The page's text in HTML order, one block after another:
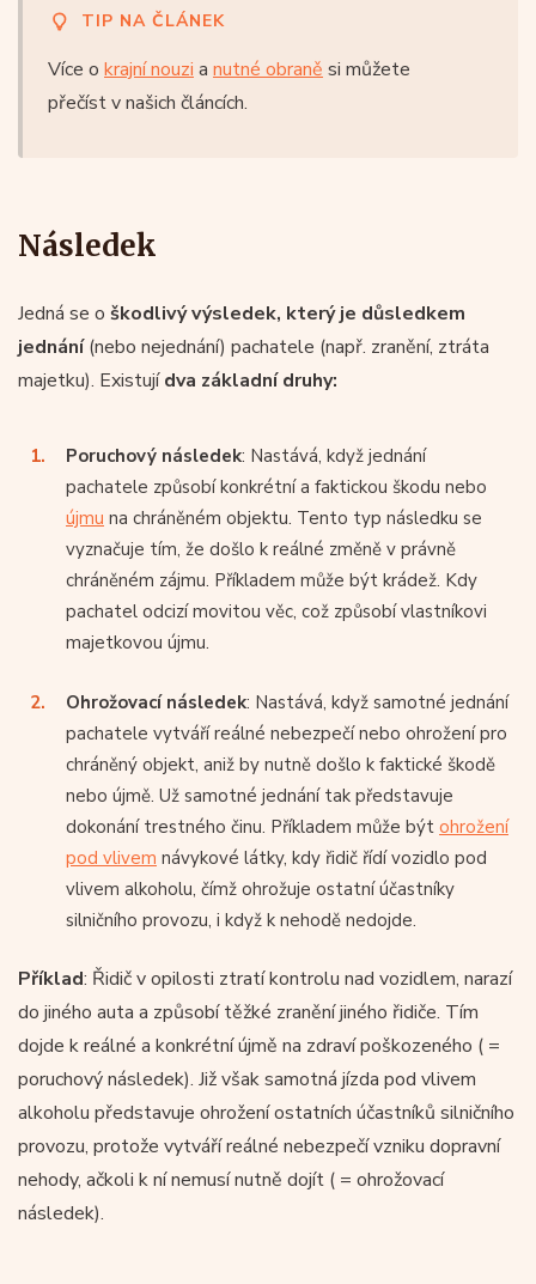
TIP NA ČLÁNEK
Více o krajní nouzi a nutné obraně si můžete
přečíst v našich článcích.
Následek
Jedná se o škodlivý výsledek, který je důsledkem
jednání(nebo nejednání) pachatele (např. zranění, ztráta
majetku). Existujídva základní druhy:
Poruchový následek: Nastává, když jednání
pachatele způsobí konkrétní a faktickou škodu nebo
újmu na chráněném objektu. Tento typ následku se
vyznačuje tím, že došlo k reálné změně v právně
chráněném zájmu. Příkladem může být krádež. Kdy
pachatel odcizí movitou věc, což způsobí vlastníkovi
majetkovou újmu.
Ohrožovací následek: Nastává, když samotné jednání
pachatele vytváří reálné nebezpečí nebo ohrožení pro
chráněný objekt, aniž by nutně došlo k faktické škodě
nebo újmě. Už samotné jednání tak představuje
dokonání trestného činu. Příkladem může být ohrožení
pod vlivem návykové látky, kdy řidič řídí vozidlo pod
vlivem alkoholu, čímž ohrožuje ostatní účastníky
silničního provozu, i když k nehodě nedojde.
Příklad: Řidič v opilosti ztratí kontrolu nad vozidlem, narazí
do jiného auta a způsobí těžké zranění jiného řidiče. Tím
dojde k reálné a konkrétní újmě na zdraví poškozeného ( =
poruchový následek). Již však samotná jízda pod vlivem
alkoholu představuje ohrožení ostatních účastníků silničního
provozu, protože vytváří reálné nebezpečí vzniku dopravní
nehody, ačkoli k ní nemusí nutně dojít ( = ohrožovací
následek).